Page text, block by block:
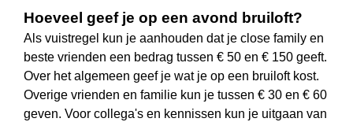
Hoeveel geef je op een avond bruiloft?
Als vuistregel kun je aanhouden dat je close family en
beste vrienden een bedrag tussen € 50 en € 150 geeft.
Over het algemeen geef je wat je op een bruiloft kost.
Overige vrienden en familie kun je tussen € 30 en € 60
geven. Voor collega's en kennissen kun je uitgaan van